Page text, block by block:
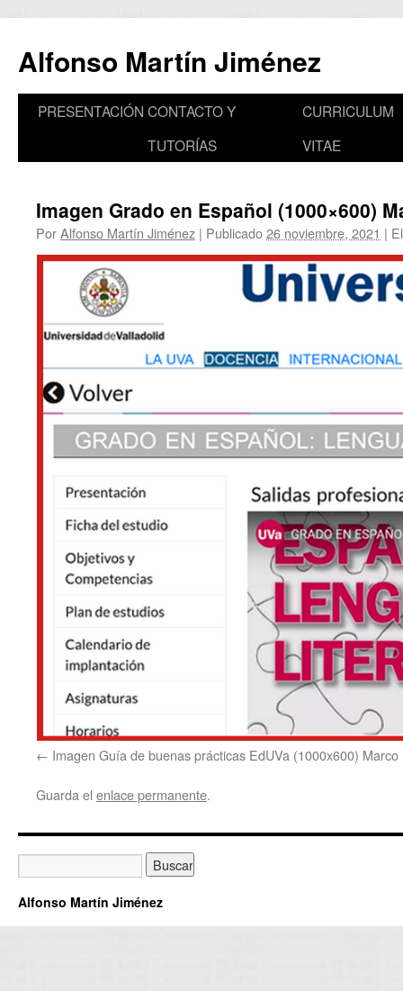
contenido
Alfonso Martín Jiménez
PRESENTACIÓN CONTACTO Y
TUTORÍAS
CURRICULUM
VITAE
Imagen Grado en Español (1000×600)
PorAlfonso Martín Jiménez | Publicado26 noviembre, 2021 |
Imagen Guía de buenas prácticas EdUVa (1000x600) Marco
Guarda el enlace permanente.
Alfonso Martín Jiménez